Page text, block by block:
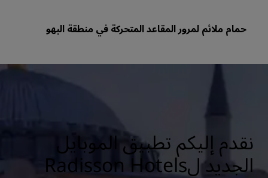
حمام ملائم لمرور المقاعد المتحركة في منطقة البهو
نقدم إليكم تطبيق الموبايل
الجديد لRadisson Hotels